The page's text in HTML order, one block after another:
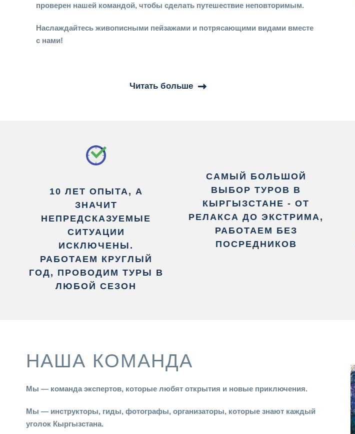
проверен нашей командой, чтобы сделать путешествие неповторимым.
Наслаждайтесь живописными пейзажами и потрясающими видами вместе
с нами!
Читать больше
10 ЛЕТ ОПЫТА, А
ЗНАЧИТ
НЕПРЕДСКАЗУЕМЫЕ
СИТУАЦИИ
ИСКЛЮЧЕНЫ.
РАБОТАЕМ КРУГЛЫЙ
ГОД, ПРОВОДИМ ТУРЫ В
ЛЮБОЙ СЕЗОН
САМЫЙ БОЛЬШОЙ
ВЫБОР ТУРОВ В
КЫРГЫЗСТАНЕ - ОТ
РЕЛАКСА ДО ЭКСТРИМА,
РАБОТАЕМ БЕЗ
ПОСРЕДНИКОВ
НАША КОМАНДА
Мы — команда экспертов, которые любят открытия и новые приключения.
Мы — инструкторы, гиды, фотографы, организаторы, которые знают каждый
уголок Кыргызстана.